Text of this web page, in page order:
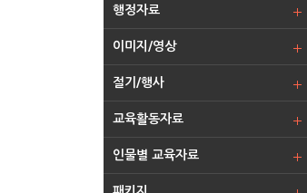
행정자료
이미지/영상
절기/행사
교육활동자료
인물별 교육자료